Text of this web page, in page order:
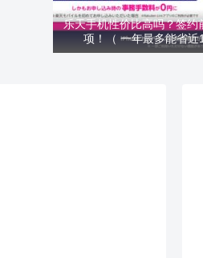
乐天手机性价比高吗？签约
项！（ 一年最多能省近